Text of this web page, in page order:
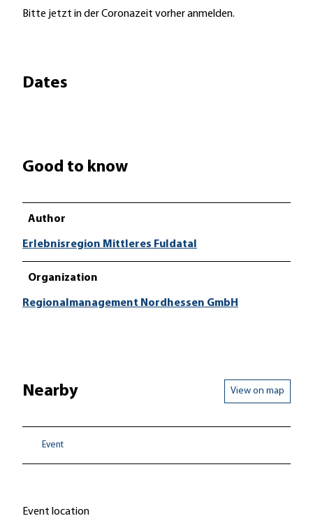
Bitte jetzt in der Coronazeit vorher anmelden.
Dates
Good to know
Author
Erlebnisregion Mittleres Fuldatal
Organization
Regionalmanagement Nordhessen GmbH
Nearby View on map
Event
Event location